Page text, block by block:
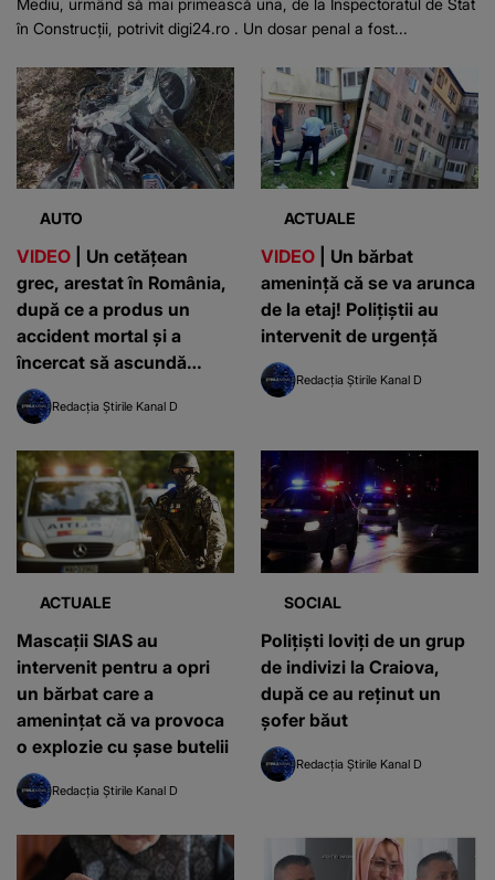
în Construcții, potrivit digi24.ro . Un dosar penal a fost...
AUTO
VIDEO | Un cetățean
grec, arestat în România,
după ce a produs un
accident mortal și a
încercat să ascundă
urmele
Redacția Știrile Kanal D
ACTUALE
VIDEO | Un bărbat
amenință că se va arunca
de la etaj! Polițiștii au
intervenit de urgență
Redacția Știrile Kanal D
ACTUALE
Mascații SIAS au
intervenit pentru a opri
un bărbat care a
amenințat că va provoca
o explozie cu şase butelii
Redacția Știrile Kanal D
SOCIAL
Poliţiști loviți de un grup
de indivizi la Craiova,
după ce au reținut un
şofer băut
Redacția Știrile Kanal D